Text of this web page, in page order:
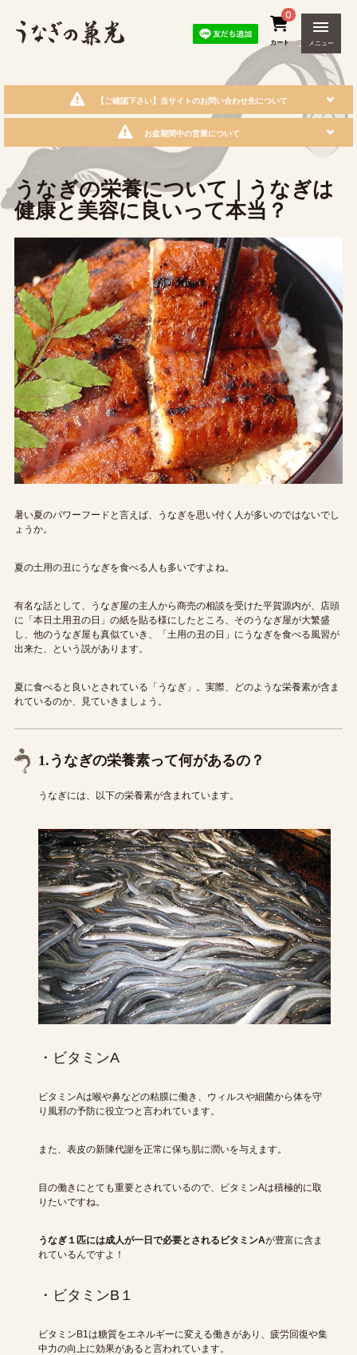
0
カート メニュー
【ご確認下さい】当サイトのお問い合わせ先について
お盆期間中の営業について
うなぎの栄養について｜うなぎは
健康と美容に良いって本当？
暑い夏のパワーフードと言えば、うなぎを思い付く人が多いのではないでし
ょうか。
夏の土用の丑にうなぎを食べる人も多いですよね。
有名な話として、うなぎ屋の主人から商売の相談を受けた平賀源内が、店頭
に「本日土用丑の日」の紙を貼る様にしたところ、そのうなぎ屋が大繁盛
し、他のうなぎ屋も真似ていき、「土用の丑の日」にうなぎを食べる風習が
出来た、という説があります。
夏に食べると良いとされている「うなぎ」。実際、どのような栄養素が含ま
れているのか、見ていきましょう。
1.うなぎの栄養素って何があるの？
うなぎには、以下の栄養素が含まれています。
・ビタミンA
ビタミンAは喉や鼻などの粘膜に働き、ウィルスや細菌から体を守
り風邪の予防に役立つと言われています。
また、表皮の新陳代謝を正常に保ち肌に潤いを与えます。
目の働きにとても重要とされているので、ビタミンAは積極的に取
りたいですね。
うなぎ１匹には成人が一日で必要とされるビタミンAが豊富に含ま
れているんですよ！
・ビタミンB１
ビタミンB1は糖質をエネルギーに変える働きがあり、疲労回復や集
中力の向上に効果があると言われています。